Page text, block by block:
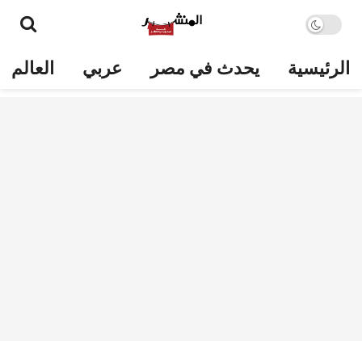
الرئيسية يحدث في مصر عربي العالم